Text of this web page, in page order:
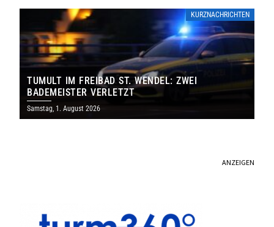
KURZNACHRICHTEN
TUMULT IM FREIBAD ST. WENDEL: ZWEI
BADEMEISTER VERLETZT
Samstag, 1. August 2026
ANZEIGEN